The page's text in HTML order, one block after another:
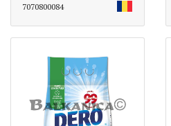
7070800084